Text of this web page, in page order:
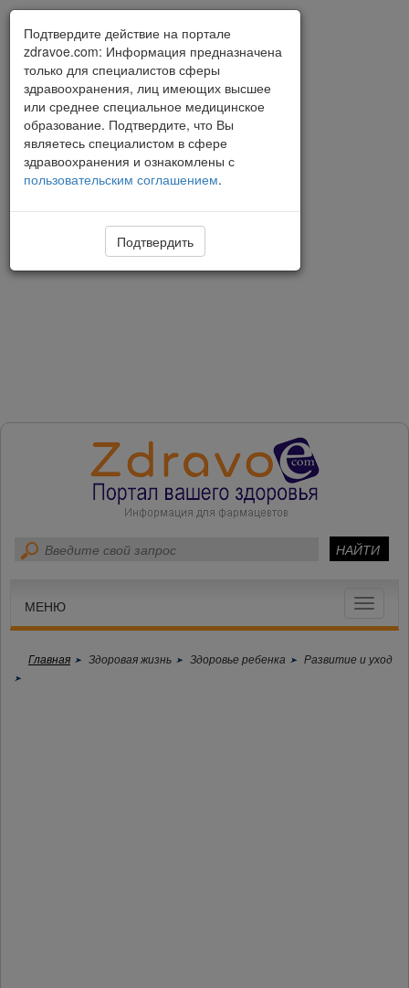
Toggle
МЕНЮ
Главная Здоровая жизнь Здоровье ребенка Развитие и уход
Подтвердите действие на портале
zdravoe.com: Информация предназначена
только для специалистов сферы
здравоохранения, лиц имеющих высшее
или среднее специальное медицинское
образование. Подтвердите, что Вы
являетесь специалистом в сфере
здравоохранения и ознакомлены с
пользовательским соглашением.
Подтвердить